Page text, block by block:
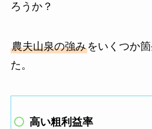
ろうか？
農夫山泉の強みをいくつか
た。
高い粗利益率